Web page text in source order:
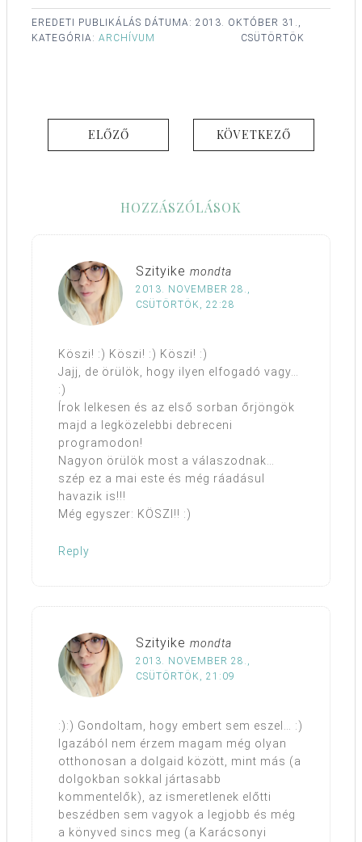
EREDETI PUBLIKÁLÁS DÁTUMA: 2013. OKTÓBER 31.,
CSÜTÖRTÖK
KATEGÓRIA: ARCHÍVUM
ELŐZŐ KÖVETKEZŐ
HOZZÁSZÓLÁSOK
Szityike mondta
2013. NOVEMBER 28.,
CSÜTÖRTÖK, 22:28
Köszi! :) Köszi! :) Köszi! :)
Jajj, de örülök, hogy ilyen elfogadó vagy…
:)
Írok lelkesen és az első sorban őrjöngök
majd a legközelebbi debreceni
programodon!
Nagyon örülök most a válaszodnak…
szép ez a mai este és még ráadásul
havazik is!!!
Még egyszer: KÖSZI!! :)
Reply
Szityike mondta
2013. NOVEMBER 28.,
CSÜTÖRTÖK, 21:09
:):) Gondoltam, hogy embert sem eszel… :)
Igazából nem érzem magam még olyan
otthonosan a dolgaid között, mint más (a
dolgokban sokkal jártasabb
kommentelők), az ismeretlenek előtti
beszédben sem vagyok a legjobb és még
a könyved sincs meg (a Karácsonyi